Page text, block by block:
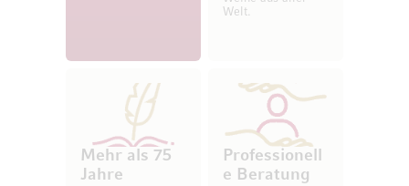
Welt.
Mehr als 75
Jahre
Professionell
e Beratung